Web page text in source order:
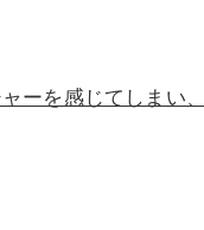
ーを感じてしまい